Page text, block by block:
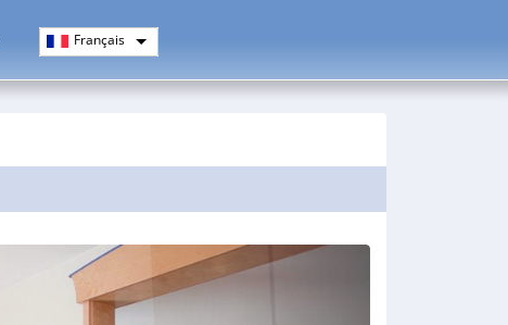
Français